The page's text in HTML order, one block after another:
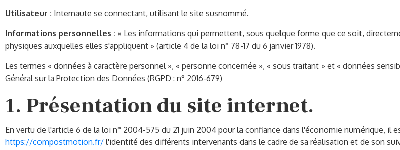
Utilisateur : Internaute se connectant, utilisant le site susnommé.
Informations personnelles : « Les informations qui permettent, sous quelque forme que ce soit,
physiques auxquelles elles s'appliquent » (article 4 de la loi n° 78-17 du 6 janvier 1978).
Les termes « données à caractère personnel », « personne concernée », « sous traitant » et « données
Général sur la Protection des Données (RGPD : n° 2016-679)
1. Présentation du site internet.
En vertu de l'article 6 de la loi n° 2004-575 du 21 juin 2004 pour la confiance dans l'économie numérique, il
https://compostmotion.fr/ l'identité des différents intervenants dans le cadre de sa réalisation et de son